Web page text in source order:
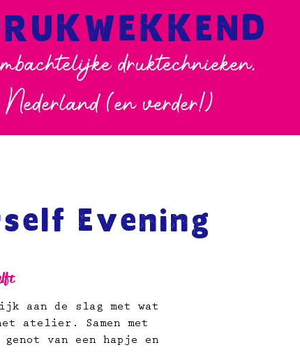
druktechnieken,
(en verder!)
Evening
aan de slag met wat
atelier. Samen met
van een hapje en